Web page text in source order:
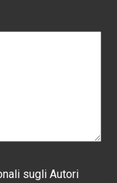
sugli Autori